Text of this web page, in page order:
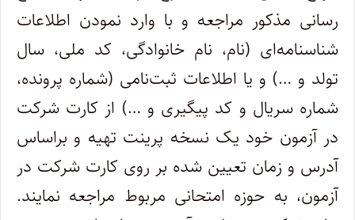
رسانی مذکور مراجعه و با وارد نمودن اطلاعات
شناسنامه‌ای (نام، نام خانوادگی، کد ملی، سال
تولد و …) و یا اطلاعات ثبت‌نامی (شماره پرونده،
شماره سریال و کد پیگیری و …) از کارت شرکت
در آزمون خود یک نسخه پرینت تهیه و براساس
آدرس و زمان تعیین شده بر روی کارت شرکت در
آزمون، به حوزه امتحانی مربوط مراجعه نمایند.